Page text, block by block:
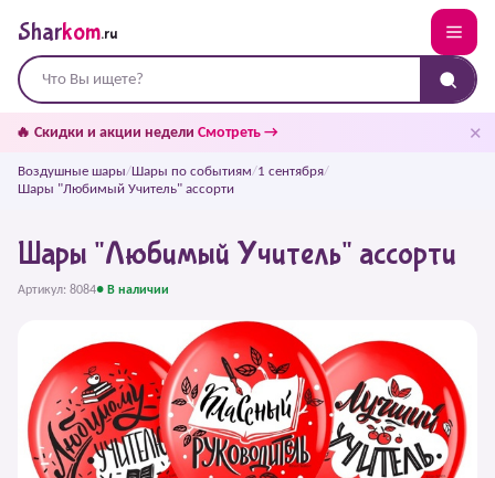
Sharkom.ru
🔥 Скидки и акции недели Смотреть → ✕
Воздушные шары/Шары по событиям/1 сентября/
Шары "Любимый Учитель" ассорти
Шары "Любимый Учитель" ассорти
Артикул: 8084● В наличии